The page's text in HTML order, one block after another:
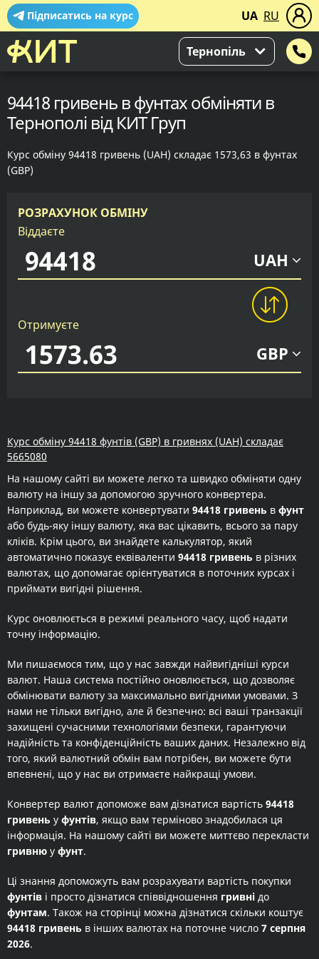
Підписатись на курс UA RU
Тернопіль
94418 гривень в фунтах обміняти в
Тернополі від КИТ Груп
Курс обміну 94418 гривень (UAH) складає 1573,63 в фунтах
(GBP)
РОЗРАХУНОК ОБМІНУ
Віддаєте
UAH
Отримуєте
GBP
Курс обміну 94418 фунтів (GBP) в гривнях (UAH) складає
5665080
На нашому сайті ви можете легко та швидко обміняти одну
валюту на іншу за допомогою зручного конвертера.
Наприклад, ви можете конвертувати 94418 гривень в фунт
або будь-яку іншу валюту, яка вас цікавить, всього за пару
кліків. Крім цього, ви знайдете калькулятор, який
автоматично показує еквіваленти 94418 гривень в різних
валютах, що допомагає орієнтуватися в поточних курсах і
приймати вигідні рішення.
Курс оновлюється в режимі реального часу, щоб надати
точну інформацію.
Ми пишаємося тим, що у нас завжди найвигідніші курси
валют. Наша система постійно оновлюється, що дозволяє
обмінювати валюту за максимально вигідними умовами. З
нами не тільки вигідно, але й безпечно: всі ваші транзакції
захищені сучасними технологіями безпеки, гарантуючи
надійність та конфіденційність ваших даних. Незалежно від
того, який валютний обмін вам потрібен, ви можете бути
впевнені, що у нас ви отримаєте найкращі умови.
Конвертер валют допоможе вам дізнатися вартість 94418
гривень у фунтів, якщо вам терміново знадобилася ця
інформація. На нашому сайті ви можете миттєво перекласти
гривню у фунт.
Ці знання допоможуть вам розрахувати вартість покупки
фунтів і просто дізнатися співвідношення гривні до
фунтам. Також на сторінці можна дізнатися скільки коштує
94418 гривень в інших валютах на поточне число 7 серпня
2026.